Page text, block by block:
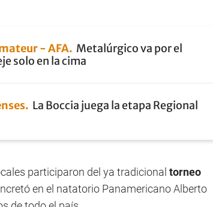
- AFA Metalúrgico va por el
solo en la cima
La Boccia juega la etapa Regional
participaron del ya tradicional torneo
en el natatorio Panamericano Alberto